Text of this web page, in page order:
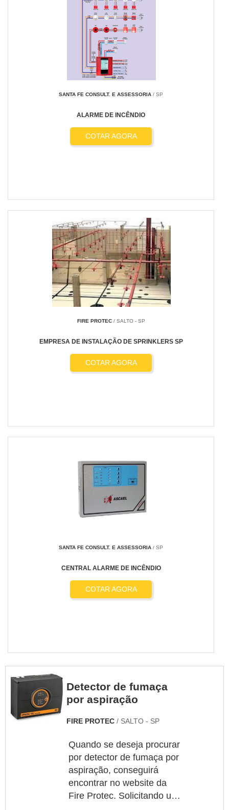
SANTA FE CONSULT. E ASSESSORIA / SP
ALARME DE INCÊNDIO
COTAR AGORA
FIRE PROTEC/ SALTO - SP
EMPRESA DE INSTALAÇÃO DE SPRINKLERS SP
COTAR AGORA
SANTA FE CONSULT. E ASSESSORIA / SP
CENTRAL ALARME DE INCÊNDIO
COTAR AGORA
Detector de fumaça
por aspiração
FIRE PROTEC / SALTO - SP
Quando se deseja procurar
por detector de fumaça por
aspiração, conseguirá
encontrar no website da
Fire Protec. Solicitando um